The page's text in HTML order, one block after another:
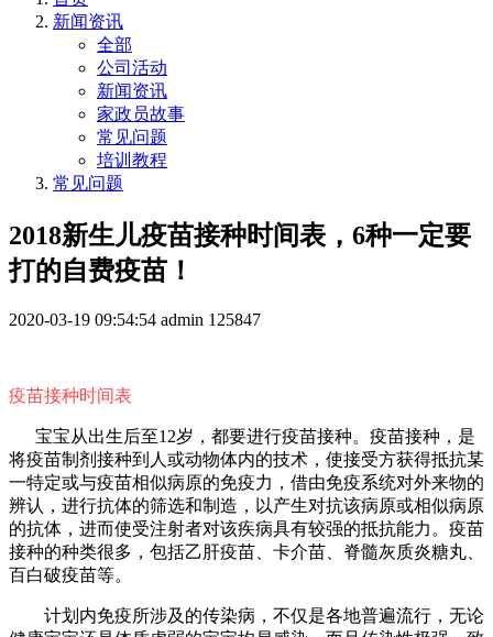
新闻资讯
全部
公司活动
新闻资讯
家政员故事
常见问题
培训教程
常见问题
2018新生儿疫苗接种时间表，6种一定要
打的自费疫苗！
2020-03-19 09:54:54 admin 125847
疫苗接种时间表
宝宝从出生后至12岁，都要进行疫苗接种。疫苗接种，是
将疫苗制剂接种到人或动物体内的技术，使接受方获得抵抗某
一特定或与疫苗相似病原的免疫力，借由免疫系统对外来物的
辨认，进行抗体的筛选和制造，以产生对抗该病原或相似病原
的抗体，进而使受注射者对该疾病具有较强的抵抗能力。疫苗
接种的种类很多，包括乙肝疫苗、卡介苗、脊髓灰质炎糖丸、
百白破疫苗等。
计划内免疫所涉及的传染病，不仅是各地普遍流行，无论